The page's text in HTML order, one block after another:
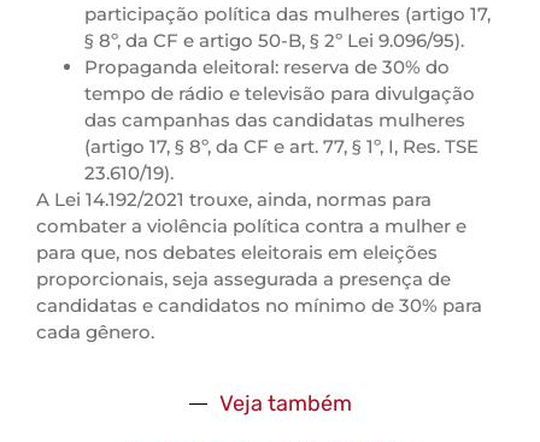
participação política das mulheres (artigo 17,
§ 8º, da CF e artigo 50-B, § 2º Lei 9.096/95).
Propaganda eleitoral: reserva de 30% do
tempo de rádio e televisão para divulgação
das campanhas das candidatas mulheres
(artigo 17, § 8º, da CF e art. 77, § 1º, I, Res. TSE
23.610/19).
A Lei 14.192/2021 trouxe, ainda, normas para
combater a violência política contra a mulher e
para que, nos debates eleitorais em eleições
proporcionais, seja assegurada a presença de
candidatas e candidatos no mínimo de 30% para
cada gênero.
Veja também